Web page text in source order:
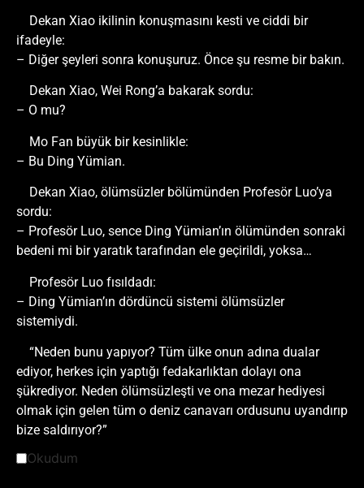
Dekan Xiao ikilinin konuşmasını kesti ve ciddi bir
ifadeyle:
– Diğer şeyleri sonra konuşuruz. Önce şu resme bir bakın.
Dekan Xiao, Wei Rong’a bakarak sordu:
– O mu?
Mo Fan büyük bir kesinlikle:
– Bu Ding Yümian.
Dekan Xiao, ölümsüzler bölümünden Profesör Luo’ya
sordu:
– Profesör Luo, sence Ding Yümian’ın ölümünden sonraki
bedeni mi bir yaratık tarafından ele geçirildi, yoksa…
Profesör Luo fısıldadı:
– Ding Yümian’ın dördüncü sistemi ölümsüzler
sistemiydi.
“Neden bunu yapıyor? Tüm ülke onun adına dualar
ediyor, herkes için yaptığı fedakarlıktan dolayı ona
şükrediyor. Neden ölümsüzleşti ve ona mezar hediyesi
olmak için gelen tüm o deniz canavarı ordusunu uyandırıp
bize saldırıyor?”
Okudum